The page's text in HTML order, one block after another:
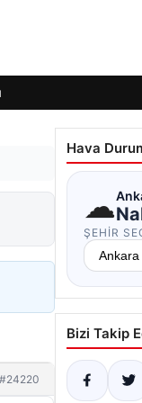
#24220
Hava
☁
ŞEHIR
Bizi Takip